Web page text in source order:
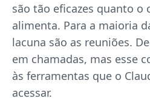
são tão eficazes quanto o
alimenta. Para a maioria
lacuna são as reuniões.
em chamadas, mas esse
às ferramentas que o
acessar.